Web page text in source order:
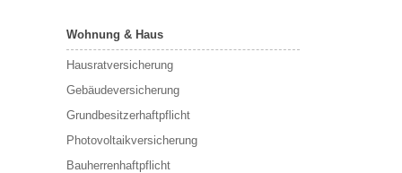
Wohnung & Haus
Hausratversicherung
Gebäudeversicherung
Grundbesitzerhaftpflicht
Photovoltaikversicherung
Bauherrenhaftpflicht